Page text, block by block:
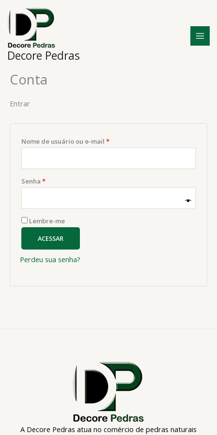
para
conteúdo
Decore Pedras
Conta
Entrar
Nome de usuário ou e-mail *
Senha *
Obrigatório
Lembre-me
ACESSAR
Perdeu sua senha?
A Decore Pedras atua no comércio de pedras naturais